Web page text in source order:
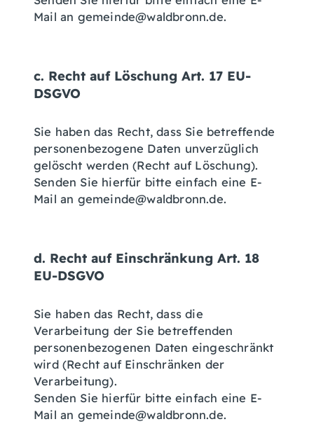
Mail an gemeinde@waldbronn.de.
c. Recht auf Löschung Art. 17 EU-
DSGVO
Sie haben das Recht, dass Sie betreffende
personenbezogene Daten unverzüglich
gelöscht werden (Recht auf Löschung).
Senden Sie hierfür bitte einfach eine E-
Mail an gemeinde@waldbronn.de.
d. Recht auf Einschränkung Art. 18
EU-DSGVO
Sie haben das Recht, dass die
Verarbeitung der Sie betreffenden
personenbezogenen Daten eingeschränkt
wird (Recht auf Einschränken der
Verarbeitung).
Senden Sie hierfür bitte einfach eine E-
Mail an gemeinde@waldbronn.de.